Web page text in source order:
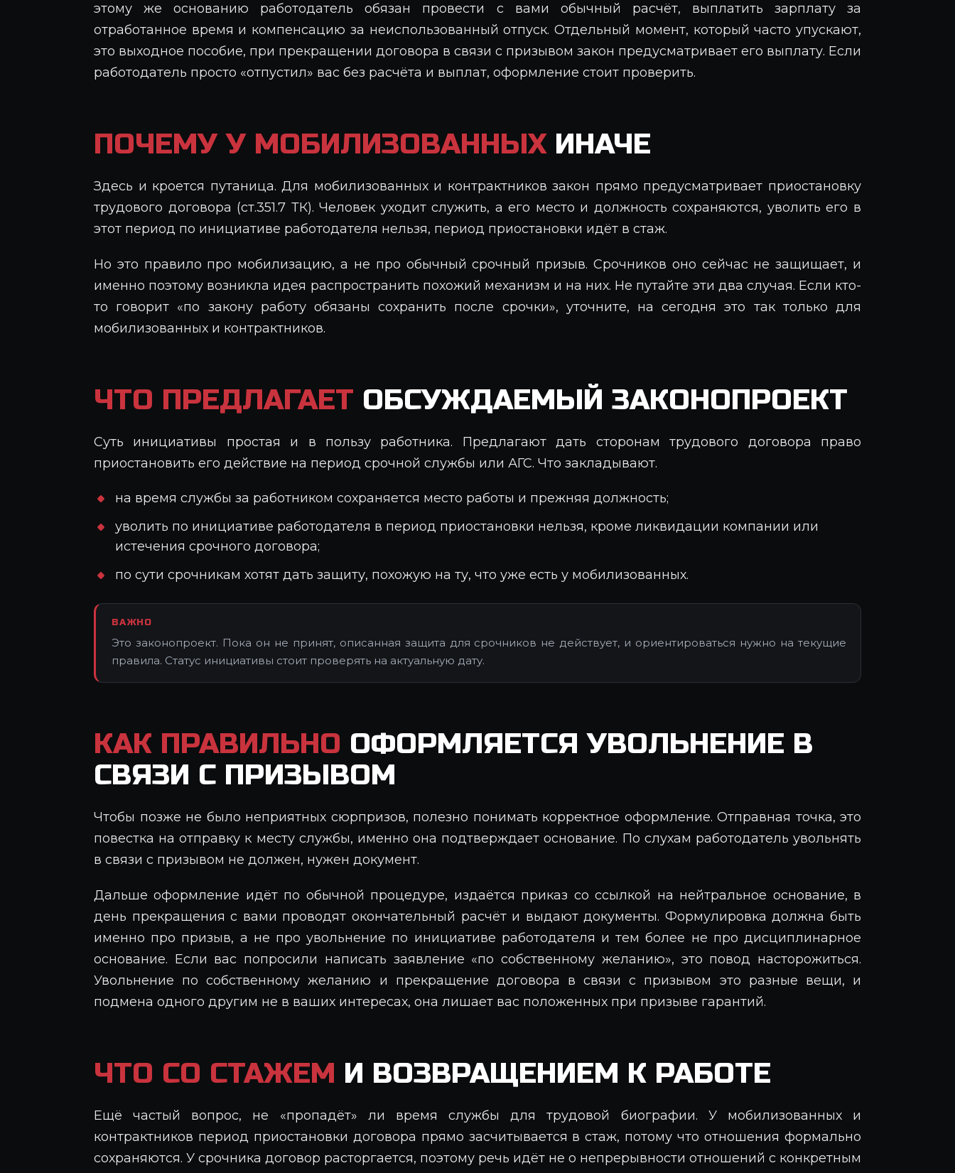
этому же основанию работодатель обязан провести с вами обычный расчёт, выплатить зарплату за
отработанное время и компенсацию за неиспользованный отпуск. Отдельный момент, который часто упускают,
это выходное пособие, при прекращении договора в связи с призывом закон предусматривает его выплату. Если
работодатель просто «отпустил» вас без расчёта и выплат, оформление стоит проверить.
ПОЧЕМУ У МОБИЛИЗОВАННЫХИНАЧЕ
Здесь и кроется путаница. Для мобилизованных и контрактников закон прямо предусматривает приостановку
трудового договора (ст.351.7 ТК). Человек уходит служить, а его место и должность сохраняются, уволить его в
этот период по инициативе работодателя нельзя, период приостановки идёт в стаж.
Но это правило про мобилизацию, а не про обычный срочный призыв. Срочников оно сейчас не защищает, и
именно поэтому возникла идея распространить похожий механизм и на них. Не путайте эти два случая. Если кто-
то говорит «по закону работу обязаны сохранить после срочки», уточните, на сегодня это так только для
мобилизованных и контрактников.
ЧТО ПРЕДЛАГАЕТ ОБСУЖДАЕМЫЙ ЗАКОНОПРОЕКТ
Суть инициативы простая и в пользу работника. Предлагают дать сторонам трудового договора право
приостановить его действие на период срочной службы или АГС. Что закладывают.
на время службы за работником сохраняется место работы и прежняя должность;
уволить по инициативе работодателя в период приостановки нельзя, кроме ликвидации компании или
истечения срочного договора;
по сути срочникам хотят дать защиту, похожую на ту, что уже есть у мобилизованных.
ВАЖНО
Это законопроект. Пока он не принят, описанная защита для срочников не действует, и ориентироваться нужно на текущие
правила. Статус инициативы стоит проверять на актуальную дату.
КАК ПРАВИЛЬНО ОФОРМЛЯЕТСЯ УВОЛЬНЕНИЕ В
СВЯЗИ С ПРИЗЫВОМ
Чтобы позже не было неприятных сюрпризов, полезно понимать корректное оформление. Отправная точка, это
повестка на отправку к месту службы, именно она подтверждает основание. По слухам работодатель увольнять
в связи с призывом не должен, нужен документ.
Дальше оформление идёт по обычной процедуре, издаётся приказ со ссылкой на нейтральное основание, в
день прекращения с вами проводят окончательный расчёт и выдают документы. Формулировка должна быть
именно про призыв, а не про увольнение по инициативе работодателя и тем более не про дисциплинарное
основание. Если вас попросили написать заявление «по собственному желанию», это повод насторожиться.
Увольнение по собственному желанию и прекращение договора в связи с призывом это разные вещи, и
подмена одного другим не в ваших интересах, она лишает вас положенных при призыве гарантий.
ЧТО СО СТАЖЕМ И ВОЗВРАЩЕНИЕМ К РАБОТЕ
Ещё частый вопрос, не «пропадёт» ли время службы для трудовой биографии. У мобилизованных и
контрактников период приостановки договора прямо засчитывается в стаж, потому что отношения формально
сохраняются. У срочника договор расторгается, поэтому речь идёт не о непрерывности отношений с конкретным